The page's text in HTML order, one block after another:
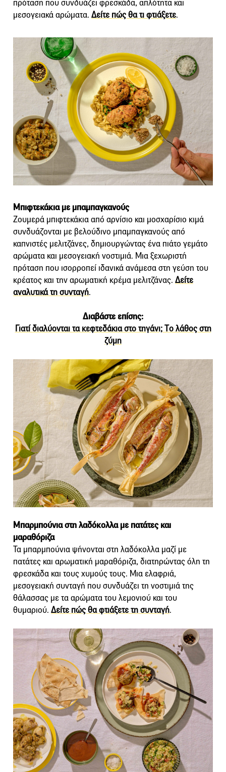
πρόταση που συνδυάζει φρεσκάδα, απλότητα και
μεσογειακά αρώματα. Δείτε πώς θα τι φτιάξετε.
Μπιφτεκάκια με μπαμπαγκανούς
Ζουμερά μπιφτεκάκια από αρνίσιο και μοσχαρίσιο κιμά
συνδυάζονται με βελούδινο μπαμπαγκανούς από
καπνιστές μελιτζάνες, δημιουργώντας ένα πιάτο γεμάτο
αρώματα και μεσογειακή νοστιμιά. Μια ξεχωριστή
πρόταση που ισορροπεί ιδανικά ανάμεσα στη γεύση του
κρέατος και την αρωματική κρέμα μελιτζάνας. Δείτε
αναλυτικά τη συνταγή.
Διαβάστε επίσης:
Γιατί διαλύονται τα κεφτεδάκια στο τηγάνι; Tο λάθος στη
ζύμη
Μπαρμπούνια στη λαδόκολλα με πατάτες και
μαραθόριζα
Τα μπαρμπούνια ψήνονται στη λαδόκολλα μαζί με
πατάτες και αρωματική μαραθόριζα, διατηρώντας όλη τη
φρεσκάδα και τους χυμούς τους. Μια ελαφριά,
μεσογειακή συνταγή που συνδυάζει τη νοστιμιά της
θάλασσας με τα αρώματα του λεμονιού και του
θυμαριού. Δείτε πώς θα φτιάξετε τη συνταγή.